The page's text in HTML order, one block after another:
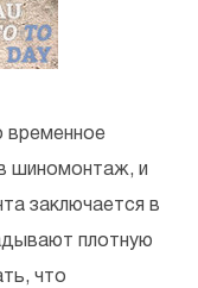
временное
шиномонтаж, и
заключается в
плотную
что